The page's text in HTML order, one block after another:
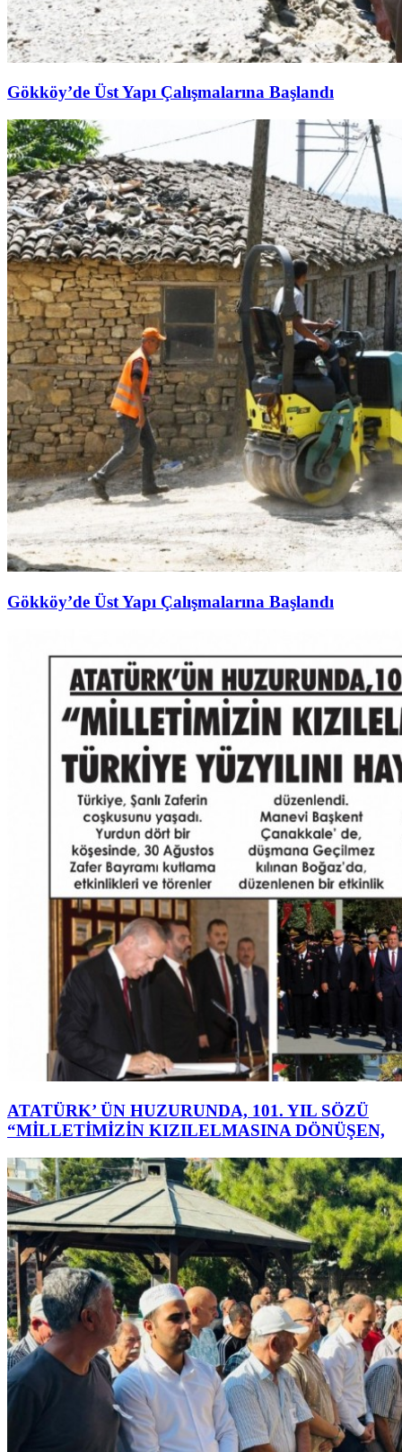
Gökköy’de Üst Yapı Çalışmalarına Başlandı
Gökköy’de Üst Yapı Çalışmalarına Başlandı
ATATÜRK’ ÜN HUZURUNDA, 101. YIL SÖZÜ
“MİLLETİMİZİN KIZILELMASINA DÖNÜŞEN,